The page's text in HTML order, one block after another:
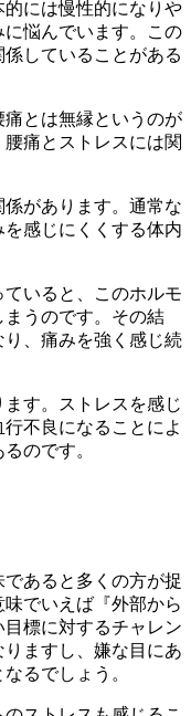
的には慢性的になりや
悩んでいます。この
していることがある
とは無縁というのが
痛とストレスには関
があります。通常な
感じにくくする体内
いると、このホルモ
うのです。その結
、痛みを強く感じ続
す。ストレスを感じ
不良になることによ
のです。
あると多くの方が捉
でいえば『外部から
標に対するチャレン
ますし、嫌な目にあ
るでしょう。